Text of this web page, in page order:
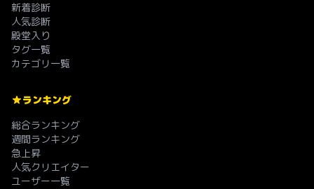
新着診断
人気診断
殿堂入り
タグ一覧
カテゴリ一覧
ランキング
総合ランキング
週間ランキング
急上昇
人気クリエイター
ユーザー一覧